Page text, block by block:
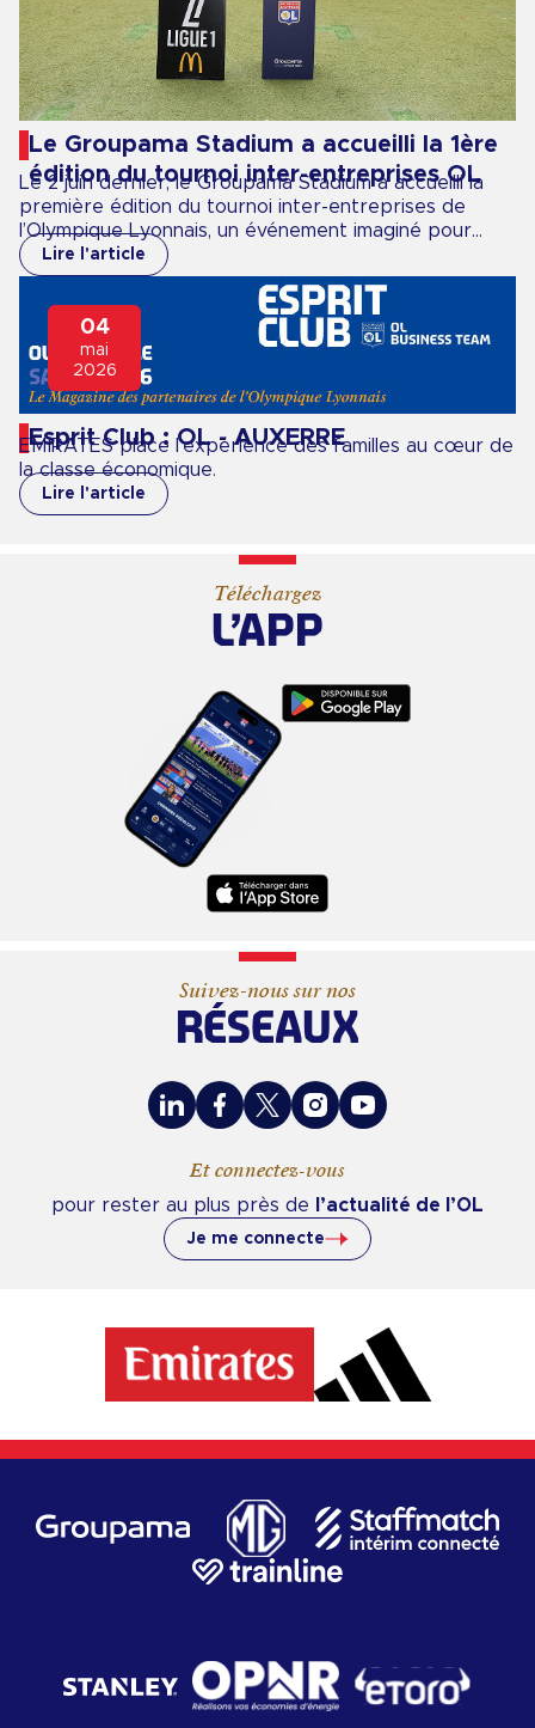
Le Groupama Stadium a accueilli la 1ère
édition du tournoi inter-entreprises OL
Le 2 juin dernier, le Groupama Stadium a accueilli la
première édition du tournoi inter-entreprises de
l’Olympique Lyonnais, un événement imaginé pour
réunir les entreprises autour d’une expérience à la
fois sportive, fédératrice et conviviale.
Lire l'article
Esprit Club : OL - AUXERRE
04
mai
2026
EMIRATES place l'expérience des familles au cœur de
la classe économique.
Lire l'article
Téléchargez
L’APP
Suivez-nous sur nos
RÉSEAUX
LinkedInFacebook
X InstagramYoutube
Et connectez-vous
pour rester au plus près de l’actualité de l’OL
Je me connecte